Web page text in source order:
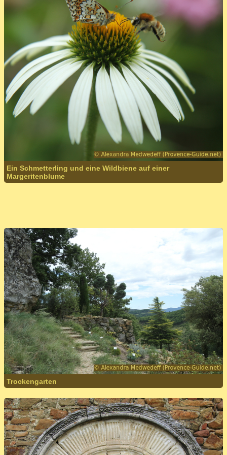
Ein Schmetterling und eine Wildbiene auf einer
Margeritenblume
Trockengarten